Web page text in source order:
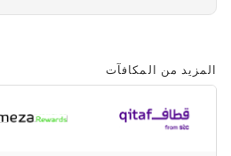
المزيد من المكافآت